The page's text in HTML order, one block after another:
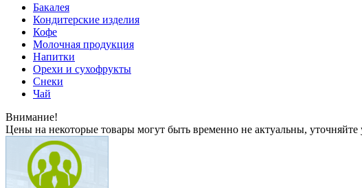
Бакалея
Кондитерские изделия
Кофе
Молочная продукция
Напитки
Орехи и сухофрукты
Снеки
Чай
Внимание!
Цены на некоторые товары могут быть временно не актуальны, уточняйте